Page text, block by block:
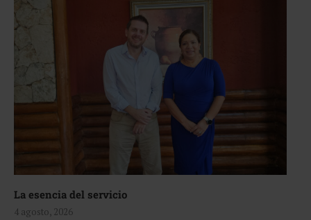
La esencia del servicio
4 agosto, 2026